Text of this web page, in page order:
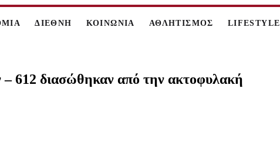
ΔΙΕΘΝΗ ΚΟΙΝΩΝΙΑ ΑΘΛΗΤΙΣΜΟΣ LIFESTYLE
– 612 διασώθηκαν από την ακτοφυλακή